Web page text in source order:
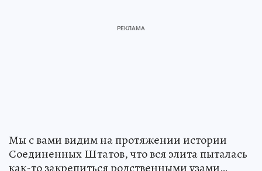
Мы с вами видим на протяжении истории
Соединенных Штатов, что вся элита пыталась
как-то закрепиться родственными узами…